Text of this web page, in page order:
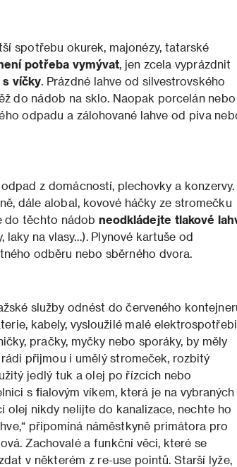
spotřebu okurek, majonézy, tatarské
potřeba vymývat, jen zcela vyprázdnit
s víčky. Prázdné lahve od silvestrovského
do nádob na sklo. Naopak porcelán nebo
odpadu a zálohované lahve od piva
z domácností, plechovky a konzervy.
dále alobal, kovové háčky ze stromečku
do těchto nádob neodkládejte tlakové
na vlasy…). Plynové kartuše od
odběru nebo sběrného dvora.
služby odnést do červeného
kabely, vysloužilé malé
pračky, myčky nebo sporáky, by měly
přijmou i umělý stromeček, rozbitý
jedlý tuk a olej po řízcích nebo
s fialovým víkem, která je na vybraných
nikdy nelijte do kanalizace, nechte ho
připomíná náměstkyně primátora pro
Zachovalé a funkční věci, které se
v některém z re-use pointů. Starší lyže,